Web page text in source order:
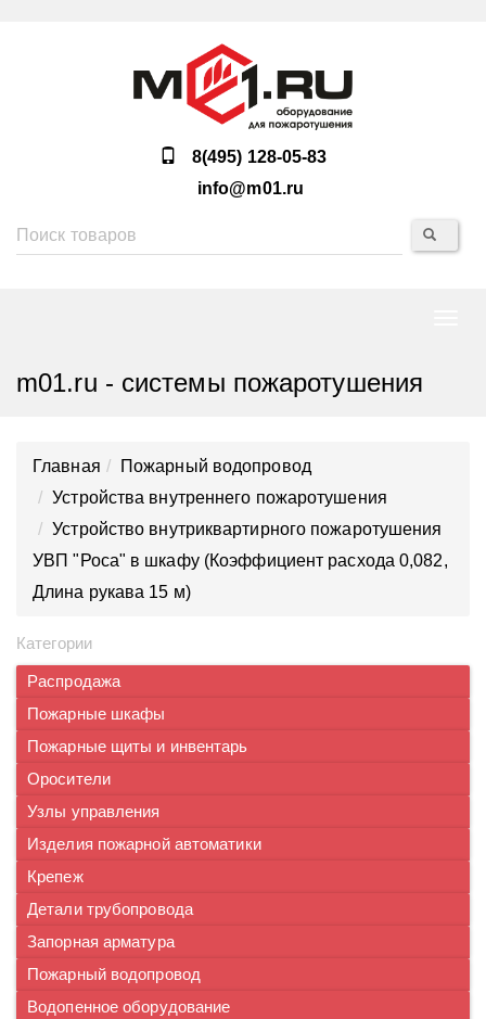
8(495) 128-05-83
info@m01.ru
m01.ru - системы пожаротушения
Главная
Пожарный водопровод
Устройства внутреннего пожаротушения
Устройство внутриквартирного пожаротушения
УВП "Роса" в шкафу (Коэффициент расхода 0,082,
Длина рукава 15 м)
Категории
Распродажа
Пожарные шкафы
Пожарные щиты и инвентарь
Оросители
Узлы управления
Изделия пожарной автоматики
Крепеж
Детали трубопровода
Запорная арматура
Пожарный водопровод
Водопенное оборудование